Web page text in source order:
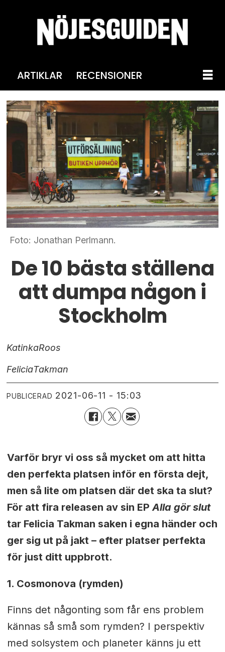
ARTIKLAR RECENSIONER
Foto: Jonathan Perlmann.
De 10 bästa ställena
att dumpa någon i
Stockholm
KatinkaRoos
FeliciaTakman
PUBLICERAD 2021-06-11 - 15:03
Varför bryr vi oss så mycket om att hitta
den perfekta platsen inför en första dejt,
men så lite om platsen där det ska ta slut?
För att fira releasen av sin EP Alla gör slut
tar Felicia Takman saken i egna händer och
ger sig ut på jakt – efter platser perfekta
för just ditt uppbrott.
1. Cosmonova (rymden)
Finns det någonting som får ens problem
kännas så små som rymden? I perspektiv
med solsystem och planeter känns ju ett